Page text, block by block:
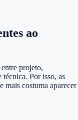
ao
projeto,
Por isso, as
mais costuma aparecer